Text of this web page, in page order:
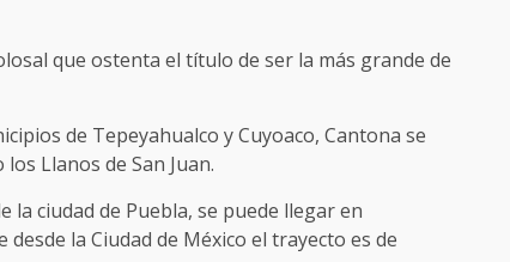
que ostenta el título de ser la más grande de
de Tepeyahualco y Cuyoaco, Cantona se
Llanos de San Juan.
la ciudad de Puebla, se puede llegar en
la Ciudad de México el trayecto es de